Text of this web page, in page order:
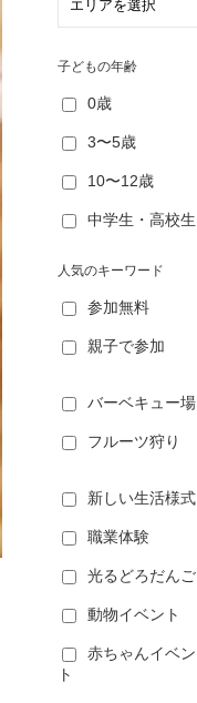
子どもの年齢
0歳
3〜5歳
10〜12歳
中学生・高校生
人気のキーワード
参加無料
親子で参加
バーベキュー場
フルーツ狩り
新しい生活様式
職業体験
光るどろだんご
動物イベント
赤ちゃんイベン
ト